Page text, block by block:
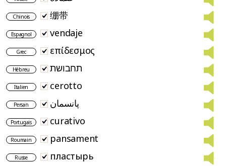
Chinois 绷带
Espagnol vendaje
Grec επίδεσμος
Hébreu תחבושת
Italien cerotto
Persan پانسمان
Portugais curativo
Roumain pansament
Russe пластырь